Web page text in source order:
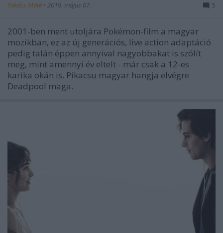
Takács Máté • 2019. május 07. 5
2001-ben ment utoljára Pokémon-film a magyar
mozikban, ez az új generációs, live action adaptáció
pedig talán éppen annyival nagyobbakat is szólít
meg, mint amennyi év eltelt - már csak a 12-es
karika okán is. Pikacsu magyar hangja elvégre
Deadpool maga.